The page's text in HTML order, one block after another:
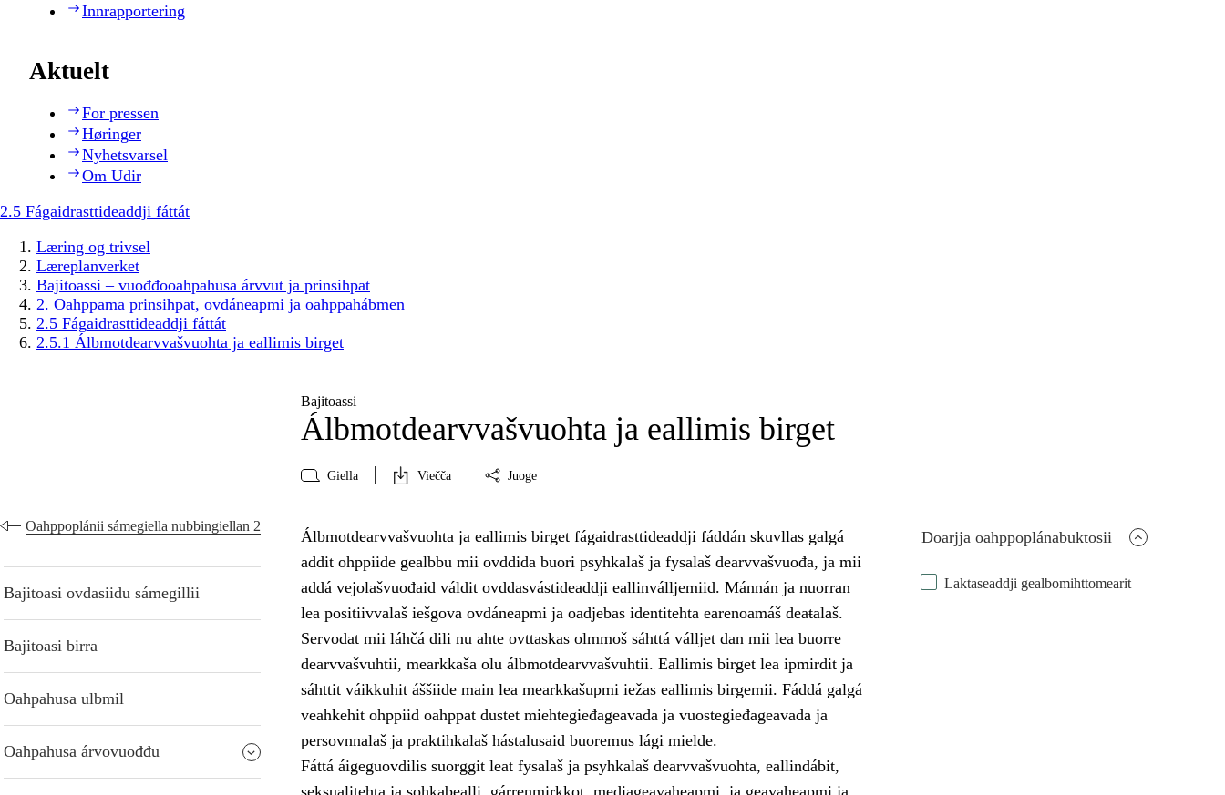
Innrapportering
Aktuelt
For pressen
Høringer
Nyhetsvarsel
Om Udir
2.5 Fágaidrasttideaddji fáttát
Læring og trivsel
Læreplanverket
Bajitoassi – vuođđooahpahusa árvvut ja prinsihpat
2. Oahppama prinsihpat, ovdáneapmi ja oahppahábmen
2.5 Fágaidrasttideaddji fáttát
2.5.1 Álbmotdearvvašvuohta ja eallimis birget
Bajitoassi
Álbmotdearvvašvuohta ja eallimis birget
Giella Viečča Juoge
Oahppoplánii sámegiella nubbingiellan 2
Bajitoasi ovdasiidu sámegillii
Bajitoasi birra
Oahpahusa ulbmil
Oahpahusa árvovuođđu
Doarjja oahppoplánabuktosii
Laktaseaddji gealbomihttomearit
Álbmotdearvvašvuohta ja eallimis birget fágaidrasttideaddji fáddán skuvllas galgá
addit ohppiide gealbbu mii ovddida buori psyhkalaš ja fysalaš dearvvašvuođa, ja mii
addá vejolašvuođaid váldit ovddasvástideaddji eallinválljemiid. Mánnán ja nuorran
lea positiivvalaš iešgova ovdáneapmi ja oadjebas identitehta earenoamáš deaŧalaš.
Servodat mii láhčá dili nu ahte ovttaskas olmmoš sáhttá válljet dan mii lea buorre
dearvvašvuhtii, mearkkaša olu álbmotdearvvašvuhtii. Eallimis birget lea ipmirdit ja
sáhttit váikkuhit áššiide main lea mearkkašupmi iežas eallimis birgemii. Fáddá galgá
veahkehit ohppiid oahppat dustet miehtegieđageavada ja vuostegieđageavada ja
persovnnalaš ja praktihkalaš hástalusaid buoremus lági mielde.
Fáttá áigeguovdilis suorggit leat fysalaš ja psyhkalaš dearvvašvuohta, eallindábit,